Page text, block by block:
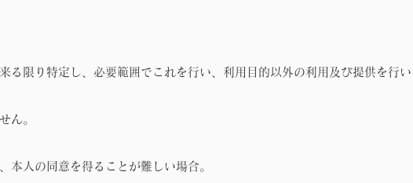
る限り特定し、必要範囲でこれを行い、利用目的以外の利用及び提供を行
ん。
本人の同意を得ることが難しい場合。